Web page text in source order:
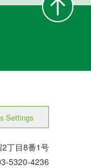
Settings
丁目8番1号
5320-4236